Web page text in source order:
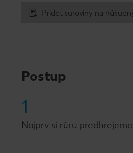
Pridať suroviny na
Postup
1
Najprv si rúru predhrejeme